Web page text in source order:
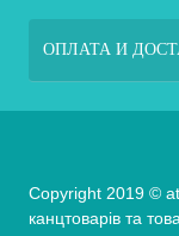
ОПЛАТА И
Copyright 2019 ©
канцтоварів та